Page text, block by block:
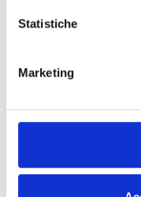
Statistiche
Marketing
ESPLORA
CATEGORIE